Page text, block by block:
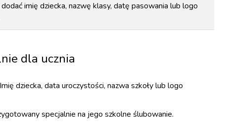
imię dziecka, nazwę klasy, datę pasowania lub logo
dla ucznia
dziecka, data uroczystości, nazwa szkoły lub logo
specjalnie na jego szkolne ślubowanie.